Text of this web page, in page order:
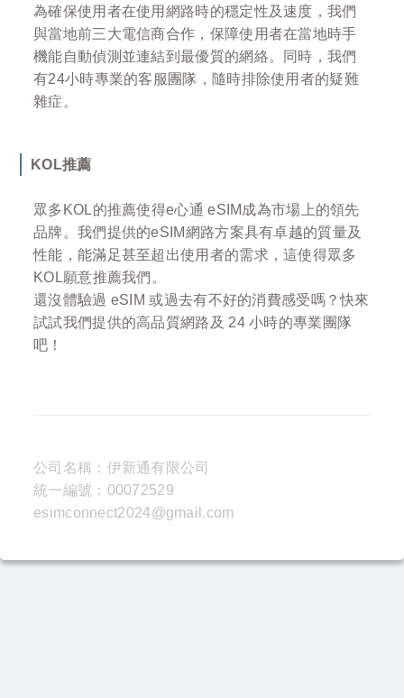
為確保使用者在使用網路時的穩定性及速度，我們
與當地前三大電信商合作，保障使用者在當地時手
機能自動偵測並連結到最優質的網絡。同時，我們
有24小時專業的客服團隊，隨時排除使用者的疑難
雜症。
KOL推薦
眾多KOL的推薦使得e心通 eSIM成為市場上的領先
品牌。我們提供的eSIM網路方案具有卓越的質量及
性能，能滿足甚至超出使用者的需求，這使得眾多
KOL願意推薦我們。
還沒體驗過 eSIM 或過去有不好的消費感受嗎？快來
試試我們提供的高品質網路及 24 小時的專業團隊
吧！
公司名稱：伊新通有限公司
統一編號：00072529
esimconnect2024@gmail.com